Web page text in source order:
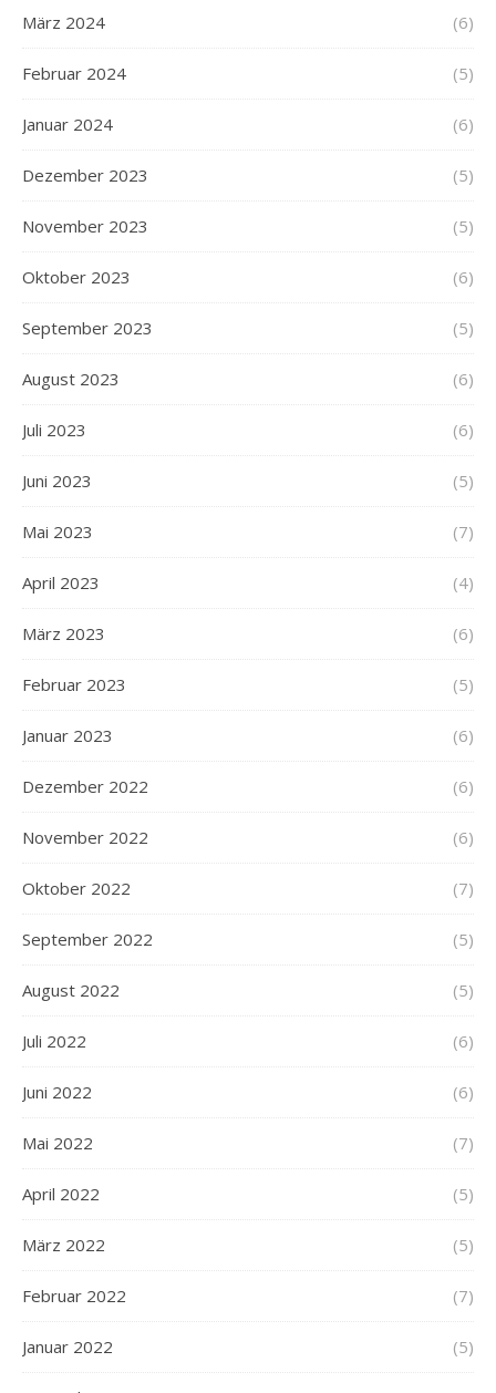
März 2024 (6)
Februar 2024 (5)
Januar 2024 (6)
Dezember 2023 (5)
November 2023 (5)
Oktober 2023 (6)
September 2023 (5)
August 2023 (6)
Juli 2023 (6)
Juni 2023 (5)
Mai 2023 (7)
April 2023 (4)
März 2023 (6)
Februar 2023 (5)
Januar 2023 (6)
Dezember 2022 (6)
November 2022 (6)
Oktober 2022 (7)
September 2022 (5)
August 2022 (5)
Juli 2022 (6)
Juni 2022 (6)
Mai 2022 (7)
April 2022 (5)
März 2022 (5)
Februar 2022 (7)
Januar 2022 (5)